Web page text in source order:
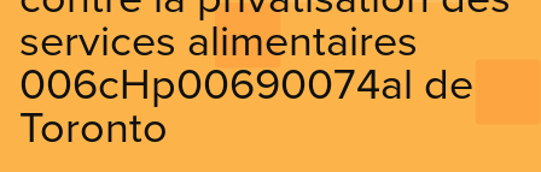
services alimentaires
006cHp00690074al de
Toronto